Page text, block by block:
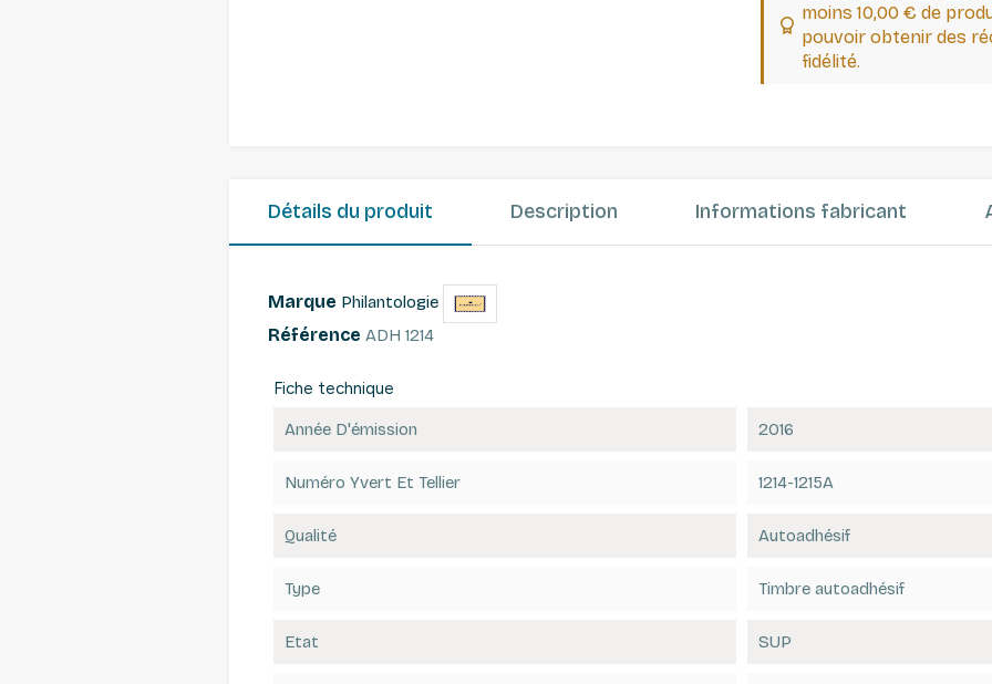
moins 10,00 € de
pouvoir obtenir des
fidélité.
Détails du produit Description Informations fabricant
Marque Philantologie
Référence ADH 1214
Fiche technique
Année D'émission 2016
Numéro Yvert Et Tellier 1214-1215A
Qualité Autoadhésif
Type Timbre autoadhésif
Etat SUP